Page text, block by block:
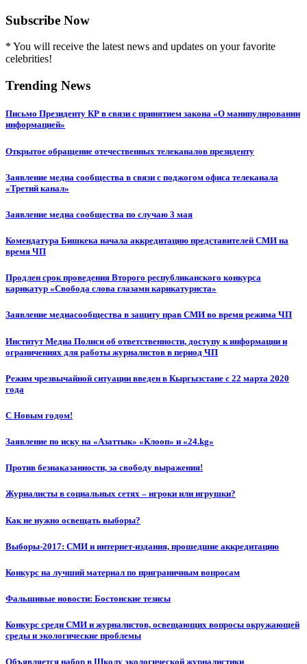
Subscribe Now
* You will receive the latest news and updates on your favorite
celebrities!
Trending News
Письмо Президенту КР в связи с принятием закона «О манипулировании
информацией»
Открытое обращение отечественных телеканалов президенту
Заявление медиа сообщества в связи с поджогом офиса телеканала
«Третий канал»
Заявление медиа сообщества по случаю 3 мая
Комендатура Бишкека начала аккредитацию представителей СМИ на
время ЧП
Продлен срок проведения Второго республиканского конкурса
карикатур «Свобода слова глазами карикатуриста»
Заявление медиасообщества в защиту прав СМИ во время режима ЧП
Институт Медиа Полиси об ответственности, доступу к информации и
ограничениях для работы журналистов в период ЧП
Режим чрезвычайной ситуации введен в Кыргызстане с 22 марта 2020
года
С Новым годом!
Заявление по иску на «Азаттык» «Клооп» и «24.kg»
Против безнаказанности, за свободу выражения!
Журналисты в социальных сетях – игроки или игрушки?
Как не нужно освещать выборы?
Выборы-2017: СМИ и интернет-издания, прошедшие аккредитацию
Конкурс на лучший материал по приграничным вопросам
Фальшивые новости: Бостонские тезисы
Конкурс среди СМИ и журналистов, освещающих вопросы окружающей
среды и экологические проблемы
Объявляется набор в Школу экологической журналистики